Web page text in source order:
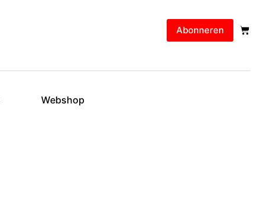
Abonneren
Webshop